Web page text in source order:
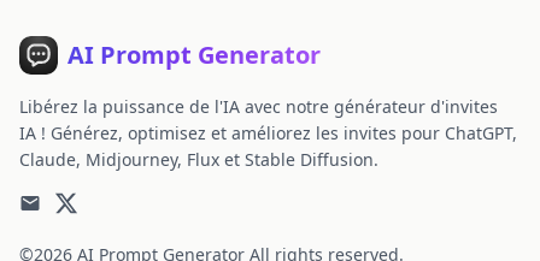
AI Prompt Generator
Libérez la puissance de l'IA avec notre générateur d'invites
IA ! Générez, optimisez et améliorez les invites pour ChatGPT,
Claude, Midjourney, Flux et Stable Diffusion.
©2026 AI Prompt Generator All rights reserved.